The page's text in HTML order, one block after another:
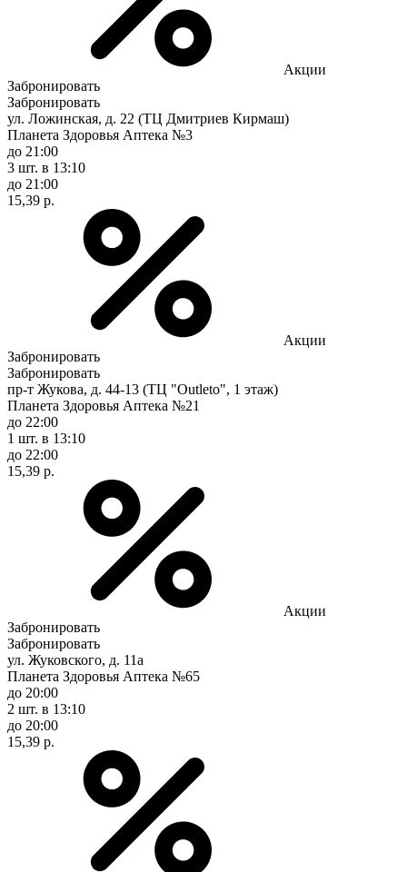
Акции
Забронировать
Забронировать
ул. Ложинская, д. 22 (ТЦ Дмитриев Кирмаш)
Планета Здоровья Аптека №3
до 21:00
3 шт. в 13:10
до 21:00
15,39 р.
Акции
Забронировать
Забронировать
пр-т Жукова, д. 44-13 (ТЦ "Outleto", 1 этаж)
Планета Здоровья Аптека №21
до 22:00
1 шт. в 13:10
до 22:00
15,39 р.
Акции
Забронировать
Забронировать
ул. Жуковского, д. 11а
Планета Здоровья Аптека №65
до 20:00
2 шт. в 13:10
до 20:00
15,39 р.